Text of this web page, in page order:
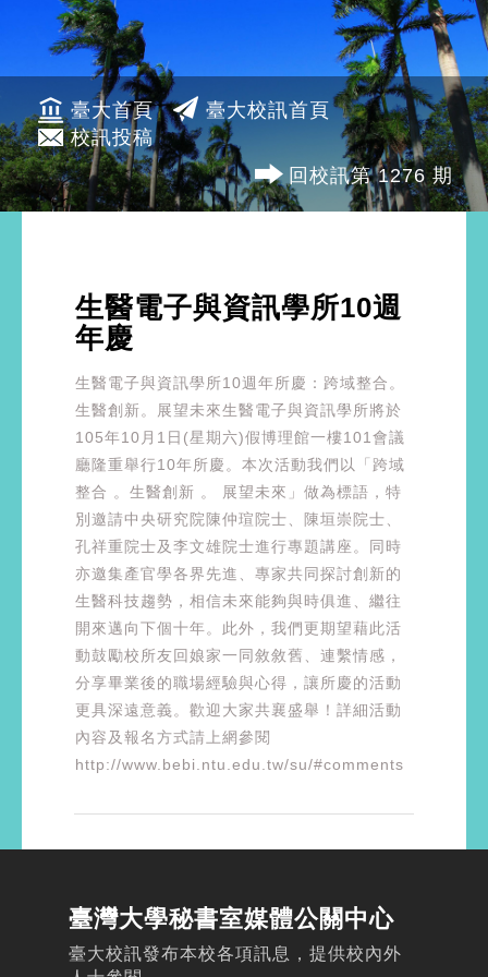
臺大首頁
臺大校訊首頁
校訊投稿
回校訊第 1276 期
生醫電子與資訊學所10週
年慶
生醫電子與資訊學所10週年所慶：跨域整合。
生醫創新。展望未來生醫電子與資訊學所將於
105年10月1日(星期六)假博理館一樓101會議
廳隆重舉行10年所慶。本次活動我們以「跨域
整合 。生醫創新 。 展望未來」做為標語，特
別邀請中央研究院陳仲瑄院士、陳垣崇院士、
孔祥重院士及李文雄院士進行專題講座。同時
亦邀集產官學各界先進、專家共同探討創新的
生醫科技趨勢，相信未來能夠與時俱進、繼往
開來邁向下個十年。此外，我們更期望藉此活
動鼓勵校所友回娘家一同敘敘舊、連繫情感，
分享畢業後的職場經驗與心得，讓所慶的活動
更具深遠意義。歡迎大家共襄盛舉！詳細活動
內容及報名方式請上網參閱
http://www.bebi.ntu.edu.tw/su/#comments
臺灣大學秘書室媒體公關中心
臺大校訊發布本校各項訊息，提供校內外